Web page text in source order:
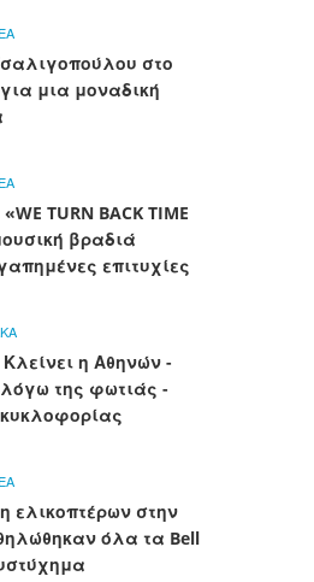
στο
μια μοναδική
TURN BACK TIME
βραδιά
επιτυχίες
η Αθηνών -
της φωτιάς -
ελικοπτέρων στην
όλα τα Bell